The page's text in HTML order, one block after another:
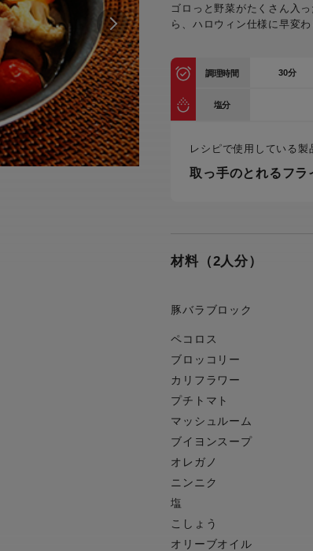
力鍋
電気圧力鍋
ドリンクウェア
キッチンツール
カトラリー
炊飯器
すべての炊飯器
衣類スチーマーアイロン兼用タイプ
衣類スチーマー専用タイプ(1way)
スチームアイロン
ドリンクウェア一覧
キッチンツール一覧
カトラリー一覧
炊飯器一覧
すべての炊飯器一覧
フードプロセッ
すべての生活家電
グループセブジャパン
カスタマーハラスメント
について
ゴロっと野菜がたくさん入
ら、ハロウィン仕様に早変
調理時間 30分
塩分
レシピで使用している製
取っ手のとれるフラ
材料（2人分）
豚バラブロック
ペコロス
ブロッコリー
カリフラワー
プチトマト
マッシュルーム
ブイヨンスープ
オレガノ
ニンニク
塩
こしょう
オリーブオイル